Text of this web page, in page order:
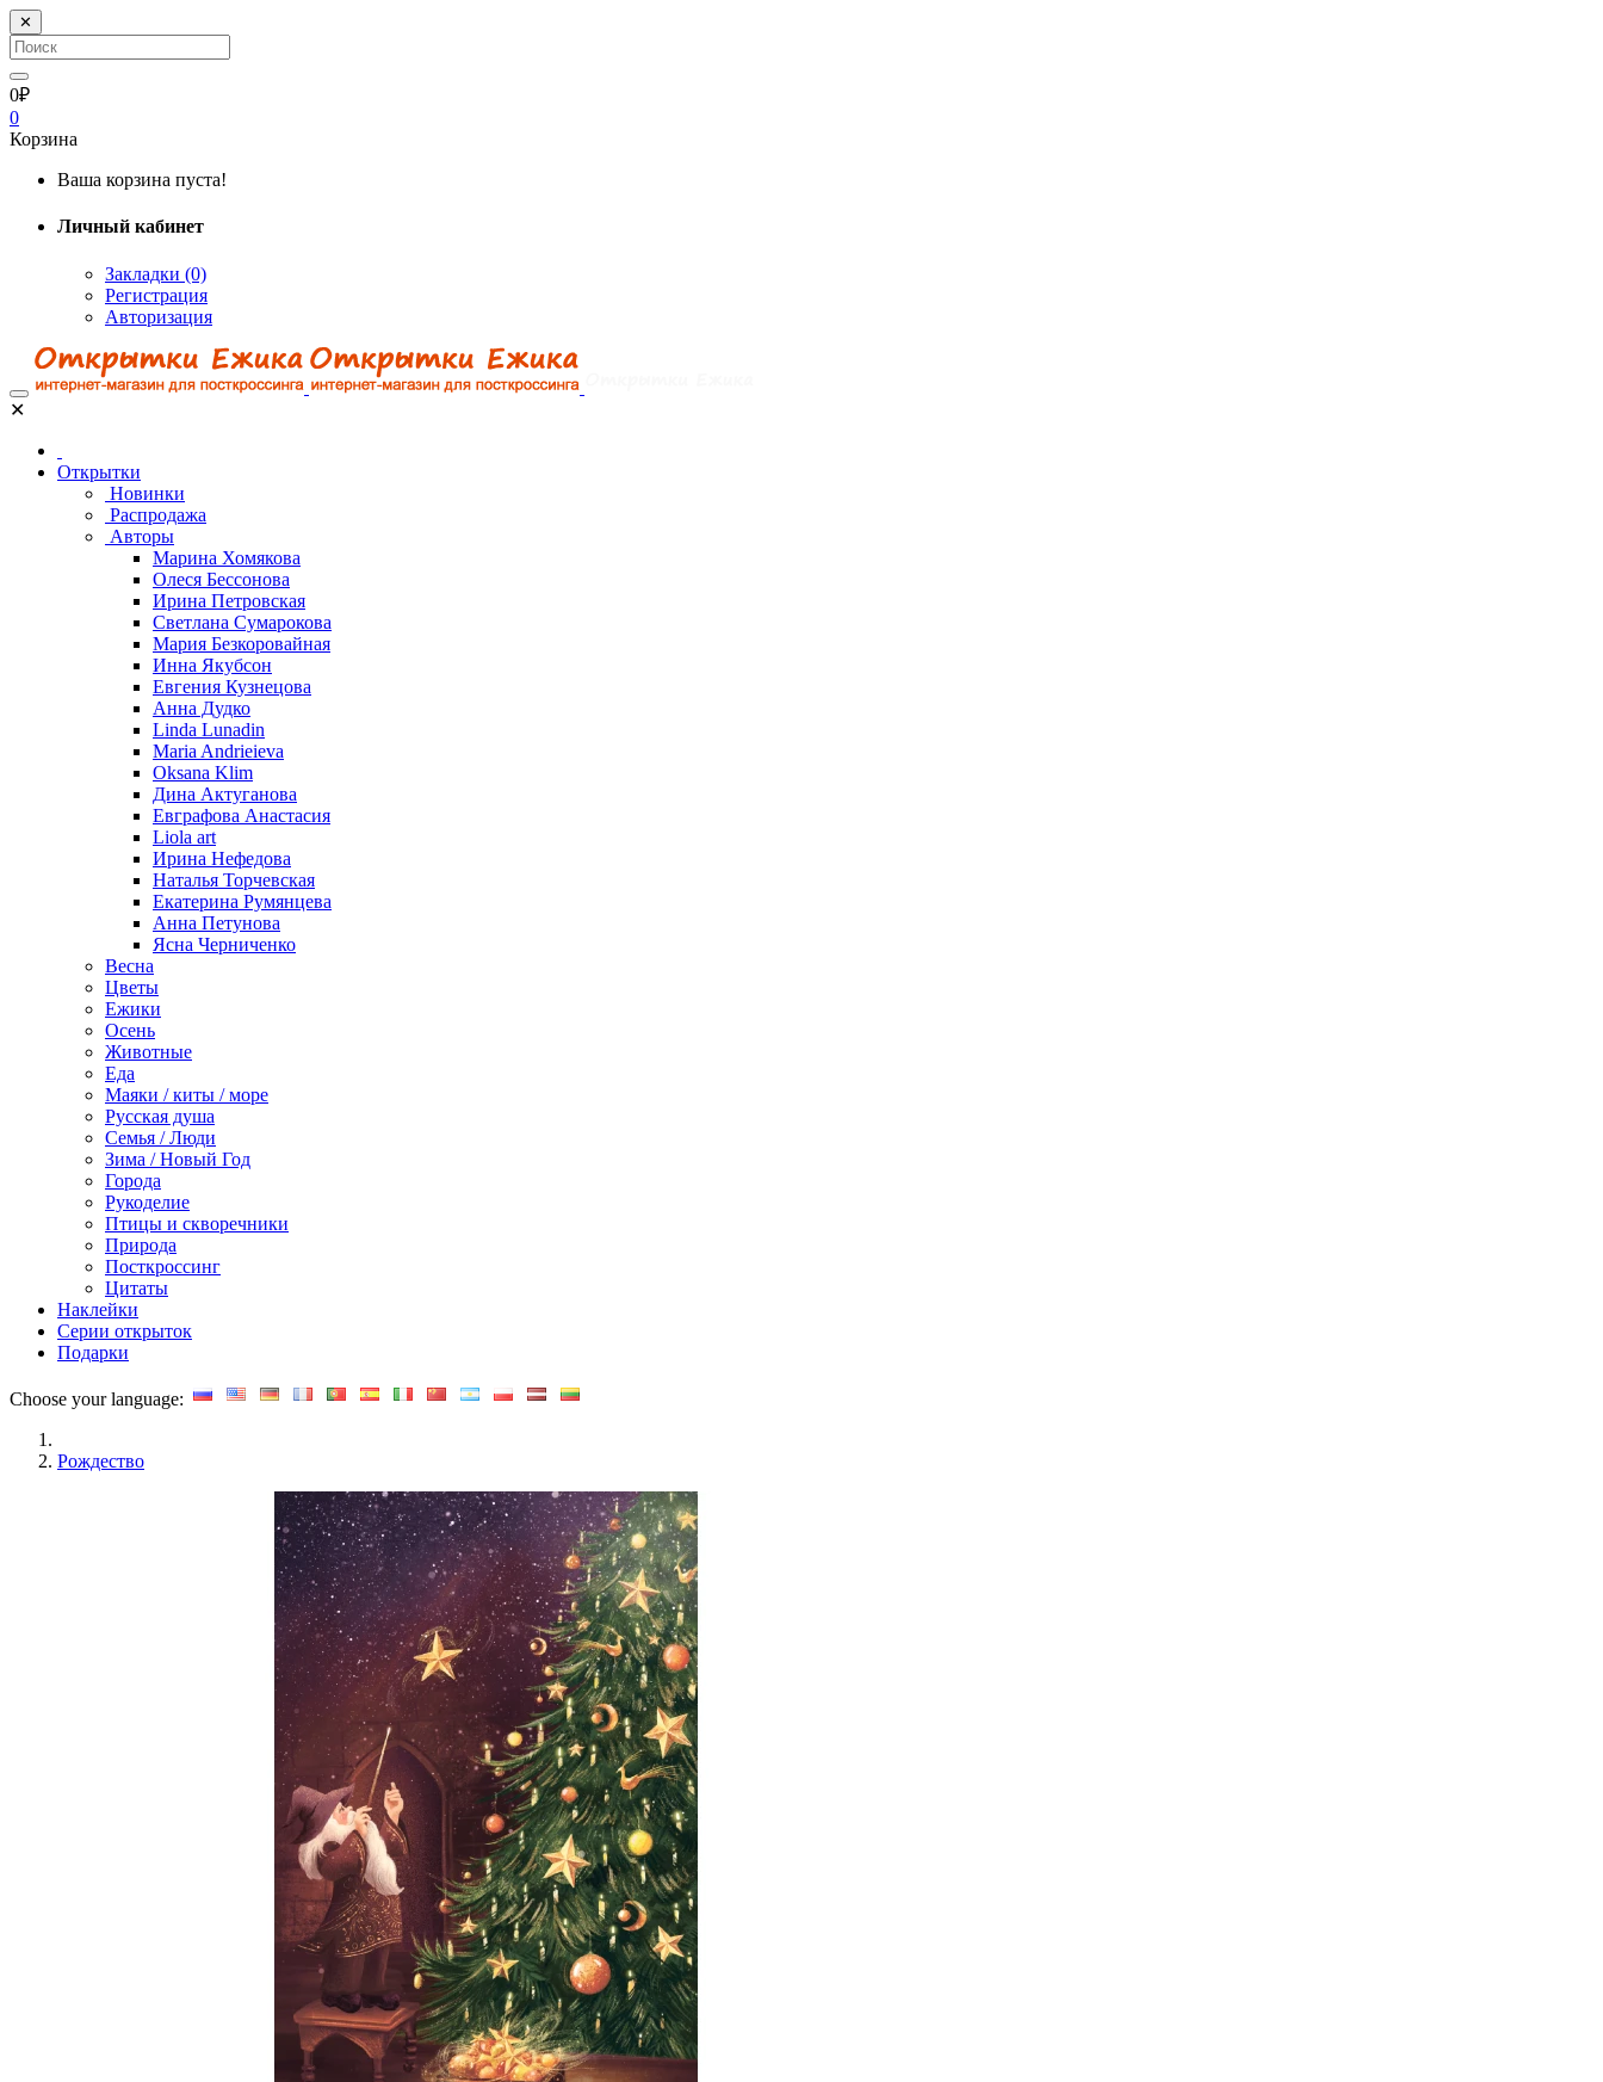
✕
0₽
0
Корзина
Ваша корзина пуста!
Личный кабинет
Закладки (0)
Регистрация
Авторизация
✕
Открытки
Новинки
Распродажа
Авторы
Марина Хомякова
Олеся Бессонова
Ирина Петровская
Светлана Сумарокова
Мария Безкоровайная
Инна Якубсон
Евгения Кузнецова
Анна Дудко
Linda Lunadin
Maria Andrieieva
Oksana Klim
Дина Актуганова
Евграфова Анастасия
Liola art
Ирина Нефедова
Наталья Торчевская
Екатерина Румянцева
Анна Петунова
Ясна Черниченко
Весна
Цветы
Ежики
Осень
Животные
Еда
Маяки / киты / море
Русская душа
Семья / Люди
Зима / Новый Год
Города
Рукоделие
Птицы и скворечники
Природа
Посткроссинг
Цитаты
Наклейки
Серии открыток
Подарки
Choose your language:
Рождество